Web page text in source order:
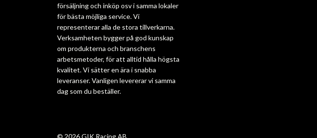
försäljning och inköp osv i samma lokaler
för bästa möjliga service. Vi
representerar alla de stora tillverkarna.
Verksamheten bygger på god kunskap
om produkterna och branschens
arbetsmetoder, för att alltid hålla högsta
kvalitet. Vi sätter en ära i snabba
leveranser. Vanligen levererar vi samma
dag som du beställer.